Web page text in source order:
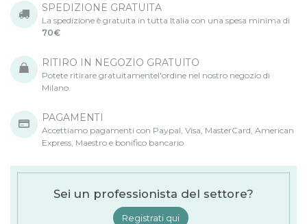
SPEDIZIONE GRATUITA
La spedizione è gratuita in tutta Italia con una spesa minima di
70€
RITIRO IN NEGOZIO GRATUITO
Potete ritirare gratuitamentel'ordine nel nostro negozio di
Milano.
PAGAMENTI
Accettiamo pagamenti con Paypal, Visa, MasterCard, American
Express, Maestro e bonifico bancario
Sei un professionista del settore?
Registrati qui